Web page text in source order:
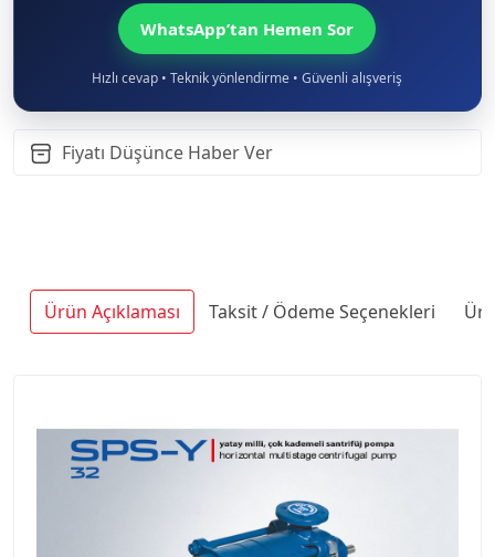
WhatsApp’tan Hemen Sor
Hızlı cevap • Teknik yönlendirme • Güvenli alışveriş
Fiyatı Düşünce Haber Ver
Ürün Açıklaması Taksit / Ödeme Seçenekleri